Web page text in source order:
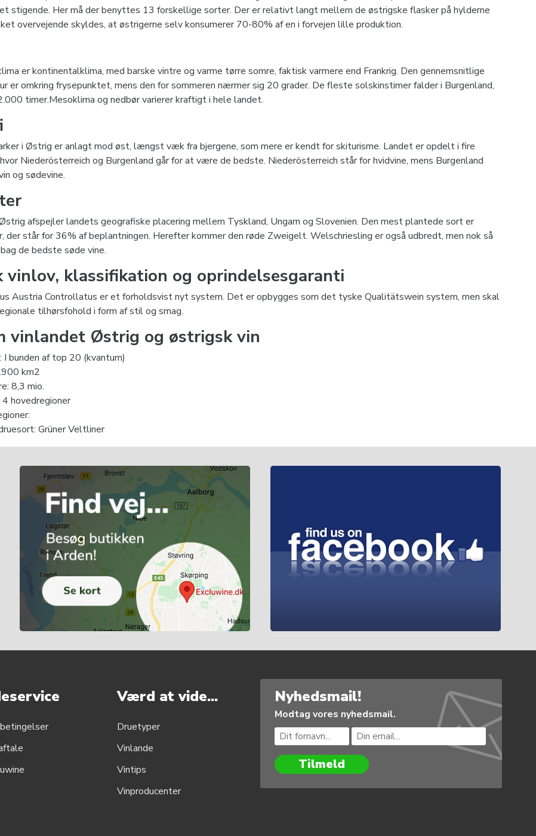
stigende. Her må der benyttes 13 forskellige sorter. Der er relativt langt mellem de østrigske flasker på hylderne
overvejende skyldes, at østrigerne selv konsumerer 70-80% af en i forvejen lille produktion.
er kontinentalklima, med barske vintre og varme tørre somre, faktisk varmere end Frankrig. Den gennemsnitlige
er omkring frysepunktet, mens den for sommeren nærmer sig 20 grader. De fleste solskinstimer falder i Burgenland,
timer.Mesoklima og nedbør varierer kraftigt i hele landet.
i Østrig er anlagt mod øst, længst væk fra bjergene, som mere er kendt for skiturisme. Landet er opdelt i fire
Niederösterreich og Burgenland går for at være de bedste. Niederösterreich står for hvidvine, mens Burgenland
og sødevine.
afspejler landets geografiske placering mellem Tyskland, Ungarn og Slovenien. Den mest plantede sort er
der står for 36% af beplantningen. Herefter kommer den røde Zweigelt. Welschriesling er også udbredt, men nok så
de bedste søde vine.
klassifikation og oprindelsesgaranti
Austria Controllatus er et forholdsvist nyt system. Det er opbygges som det tyske Qualitätswein system, men skal
tilhørsfohold i form af stil og smag.
vinlandet Østrig og østrigsk vin
I bunden af top 20 (kvantum)
km2
8,3 mio.
hovedregioner
Grüner Veltliner
Værd at vide...
Druetyper
Vinlande
Vintips
Vinproducenter
Nyhedsmail!
Modtag vores nyhedsmail.